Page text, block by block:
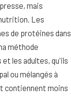
mais
Les
de protéines dans
méthode
les adultes, qu'ils
ou mélangés à
contiennent moins